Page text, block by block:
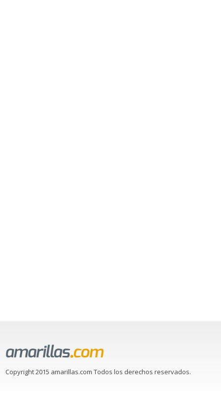
Copyright 2015 amarillas.com Todos los derechos reservados.